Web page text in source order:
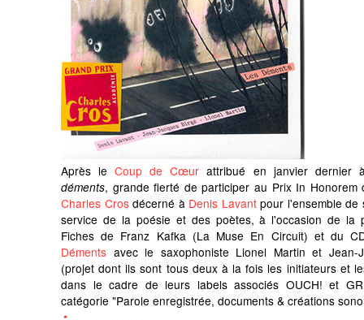
Après leCoup de Cœur attribué en janvier dernier
déments, grande fierté de participer au Prix In Honorem
Charles Crosdécerné à Denis Lavantpour l'ensemble de
service de la poésie et des poètes, à l'occasion de la
Fiches de Franz Kafka (La Muse En Circuit) et du
Déments avec le saxophoniste Lionel Martin et Jean-
(projet dont ils sont tous deux à la fois les initiateurs et
dans le cadre de leurs labels associés OUCH! et
catégorie "Parole enregistrée, documents & créations